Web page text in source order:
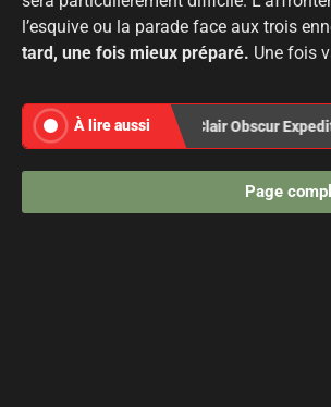
l’esquive ou la parade face aux trois
tard, une fois mieux préparé. Une fois
À lire aussi Clair Obscur
Page